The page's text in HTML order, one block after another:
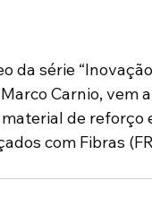
da série
Carnio,
de reforço
com Fibras